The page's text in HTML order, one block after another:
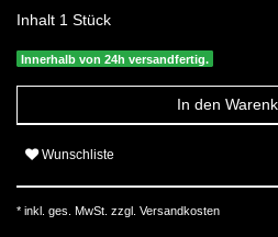
Inhalt 1 Stück
Innerhalb von 24h versandfertig.
In den
Wunschliste
* inkl. ges. MwSt. zzgl. Versandkosten